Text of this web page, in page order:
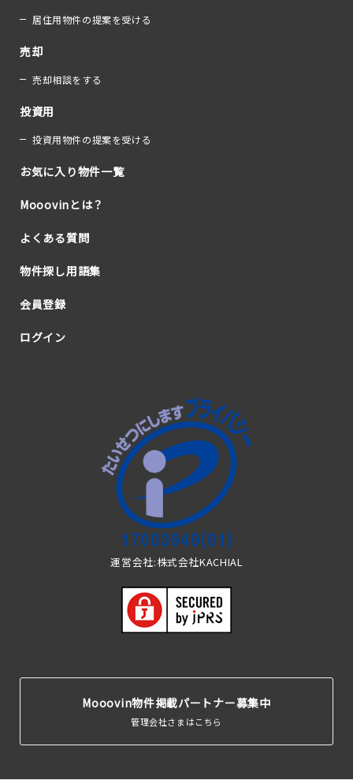
居住用物件の提案を受ける
売却
売却相談をする
投資用
投資用物件の提案を受ける
お気に入り物件一覧
Mooovinとは？
よくある質問
物件探し用語集
会員登録
ログイン
運営会社:株式会社KACHIAL
Mooovin物件掲載パートナー募集中
管理会社さまはこちら